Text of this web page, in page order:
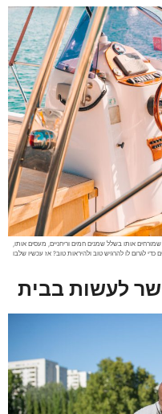
אותו בשלל שמנים חמים וריחניים, מעסים אותו,
כדי לגרום לו להרגיש טוב ולהיראות טוב? אז עכשיו שלבו
לעשות בבית